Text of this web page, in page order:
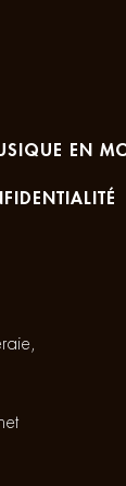
EN